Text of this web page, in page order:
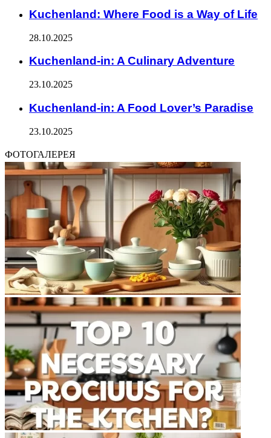
Kuchenland: Where Food is a Way of Life
28.10.2025
Kuchenland-in: A Culinary Adventure
23.10.2025
Kuchenland-in: A Food Lover’s Paradise
23.10.2025
ФОТОГАЛЕРЕЯ